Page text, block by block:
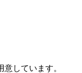
しています。